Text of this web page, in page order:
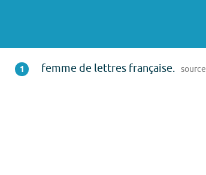
1 femme de lettres française. source